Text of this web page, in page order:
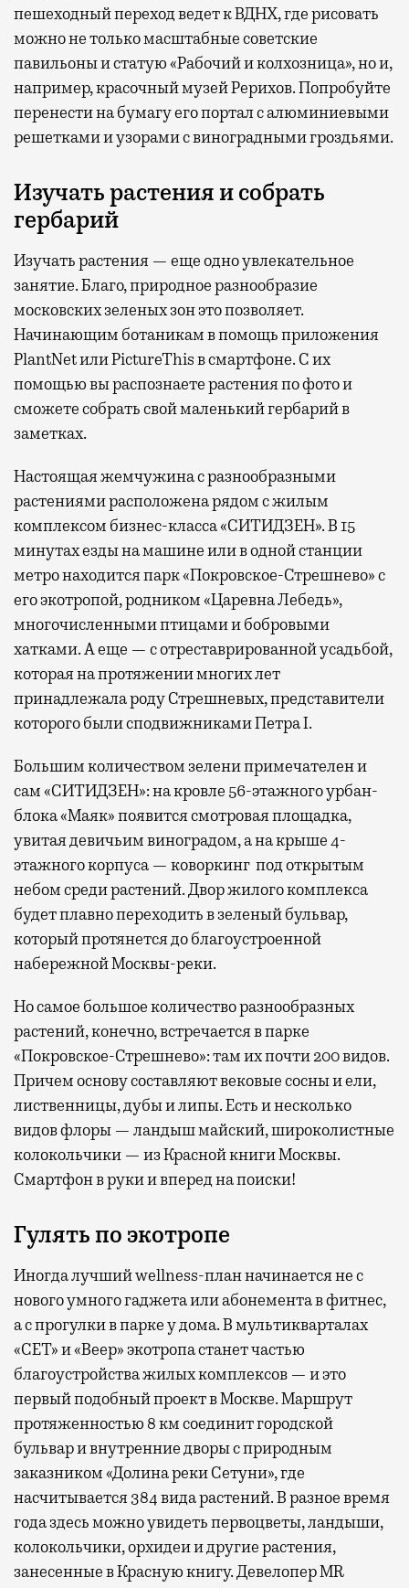
пешеходный переход ведет к ВДНХ, где рисовать
можно не только масштабные советские
павильоны и статую «Рабочий и колхозница», но и,
например, красочный музей Рерихов. Попробуйте
перенести на бумагу его портал с алюминиевыми
решетками и узорами с виноградными гроздьями.
Изучать растения и собрать
гербарий
Изучать растения — еще одно увлекательное
занятие. Благо, природное разнообразие
московских зеленых зон это позволяет.
Начинающим ботаникам в помощь приложения
PlantNet или PictureThis в смартфоне. С их
помощью вы распознаете растения по фото и
сможете собрать свой маленький гербарий в
заметках.
Настоящая жемчужина с разнообразными
растениями расположена рядом с жилым
комплексом бизнес-класса «СИТИДЗЕН». В 15
минутах езды на машине или в одной станции
метро находится парк «Покровское-Стрешнево» с
его экотропой, родником «Царевна Лебедь»,
многочисленными птицами и бобровыми
хатками. А еще — с отреставрированной усадьбой,
которая на протяжении многих лет
принадлежала роду Стрешневых, представители
которого были сподвижниками Петра I.
Большим количеством зелени примечателен и
сам «СИТИДЗЕН»: на кровле 56-этажного урбан-
блока «Маяк» появится смотровая площадка,
увитая девичьим виноградом, а на крыше 4-
этажного корпуса — коворкинг под открытым
небом среди растений. Двор жилого комплекса
будет плавно переходить в зеленый бульвар,
который протянется до благоустроенной
набережной Москвы-реки.
Но самое большое количество разнообразных
растений, конечно, встречается в парке
«Покровское-Стрешнево»: там ихпочти 200 видов.
Причем основу составляют вековые сосны и ели,
лиственницы, дубы и липы. Есть и несколько
видов флоры — ландыш майский, широколистные
колокольчики — из Красной книги Москвы.
Смартфон в руки и вперед на поиски!
Гулять по экотропе
Иногда лучший wellness-план начинается не с
нового умного гаджета или абонемента в фитнес,
а с прогулки в парке у дома. В мультикварталах
«СЕТ» и «Веер» экотропа станет частью
благоустройства жилых комплексов — и это
первый подобный проект в Москве. Маршрут
протяженностью 8 км соединит городской
бульвар и внутренние дворы с природным
заказником «Долина реки Сетуни», где
насчитывается 384 вида растений. В разное время
года здесь можно увидеть первоцветы, ландыши,
колокольчики, орхидеи и другие растения,
занесенные в Красную книгу. Девелопер MR